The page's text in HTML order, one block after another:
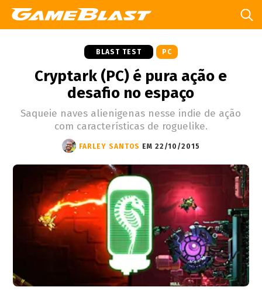
BLAST TEST PC
Cryptark (PC) é pura ação e
desafio no espaço
Saqueie naves alienigenas nesse indie de ação
com características de roguelike.
FARLEY SANTOS EM 22/10/2015